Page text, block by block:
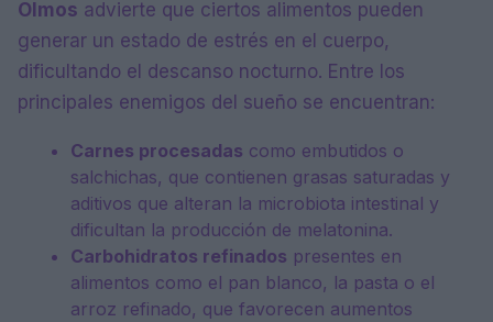
Olmos advierte que ciertos alimentos pueden
generar un estado de estrés en el cuerpo,
dificultando el descanso nocturno. Entre los
principales enemigos del sueño se encuentran:
Carnes procesadas como embutidos o
salchichas, que contienen grasas saturadas y
aditivos que alteran la microbiota intestinal y
dificultan la producción de melatonina.
Carbohidratos refinados presentes en
alimentos como el pan blanco, la pasta o el
arroz refinado, que favorecen aumentos